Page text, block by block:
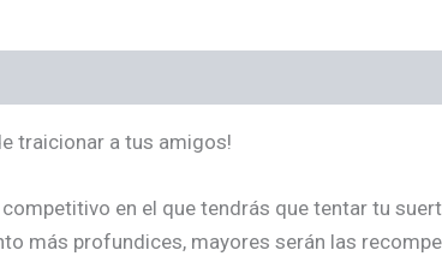
traicionar a tus amigos!
en el que tendrás que tentar tu
más profundices, mayores serán las